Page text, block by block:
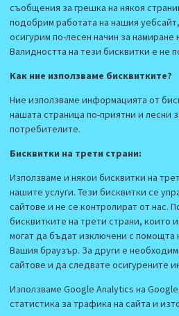
съобщения за грешка на някоя
подобрим работата на нашия
осигурим по-лесен начин за намиране
Валидността на тези бисквитки е не
Как ние използваме бисквитките?
Ние използваме информацията от
нашата страница по-приятни и лесни
потребителите.
Бисквитки на трети страни:
Използваме и някои бисквитки на
нашите услуги. Тези бисквитки се
сайтове и не се контролират от нас.
бисквитките на трети страни, които
могат да бъдат изключени с помощта
Вашия браузър. За други е
сайтове и да следвате осигурените
Използваме Google Analytics на
статистика за трафика на сайта и